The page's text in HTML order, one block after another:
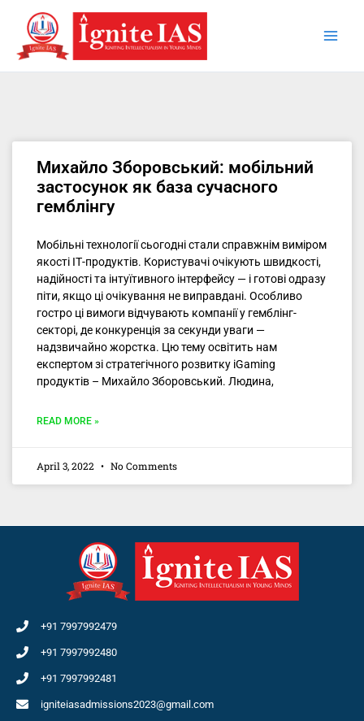
content
Михайло Зборовський: мобільний
застосунок як база сучасного
гемблінгу
Мобільні технології сьогодні стали справжнім виміром
якості ІТ-продуктів. Користувачі очікують швидкості,
надійності та інтуїтивного інтерфейсу — і готові одразу
піти, якщо ці очікування не виправдані. Особливо
гостро ці вимоги відчувають компанії у гемблінг-
секторі, де конкуренція за секунди уваги —
надзвичайно жорстка. Цю тему освітить нам
експертом зі стратегічного розвитку iGaming
продуктів – Михайло Зборовський. Людина,
READ MORE »
April 3, 2022 No Comments
+91 7997992479
+91 7997992480
+91 7997992481
igniteiasadmissions2023@gmail.com